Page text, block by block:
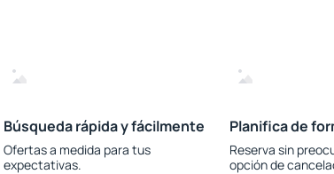
Búsqueda rápida y fácilmente
Ofertas a medida para tus
expectativas.
Planifica de
Reserva sin
opción de